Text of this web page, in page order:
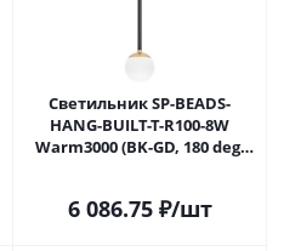
Светильник SP-BEADS-
HANG-BUILT-T-R100-8W
Warm3000 (BK-GD, 180 deg,
6 086.75₽/шт